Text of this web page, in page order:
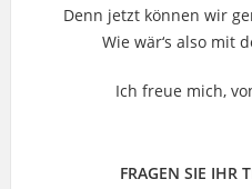
Denn jetzt können wir
Wie wär‘s also mit
Ich freue mich,
FRAGEN SIE IHR